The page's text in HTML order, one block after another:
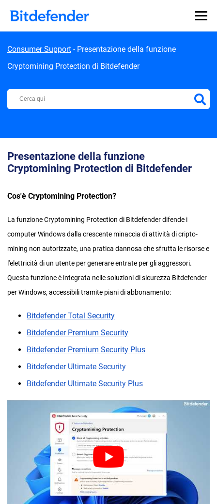
Consumer Support - Presentazione della funzione
Cryptomining Protection di Bitdefender
Centro di Supporto Bitdefender
Presentazione della funzione
Cryptomining Protection di Bitdefender
Cos'è Cryptomining Protection?
La funzione Cryptomining Protection di Bitdefender difende i
computer Windows dalla crescente minaccia di attività di cripto-
mining non autorizzate, una pratica dannosa che sfrutta le risorse e
l'elettricità di un utente per generare entrate per gli aggressori.
Questa funzione è integrata nelle soluzioni di sicurezza Bitdefender
per Windows, accessibili tramite piani di abbonamento:
Bitdefender Total Security
Bitdefender Premium Security
Bitdefender Premium Security Plus
Bitdefender Ultimate Security
Bitdefender Ultimate Security Plus